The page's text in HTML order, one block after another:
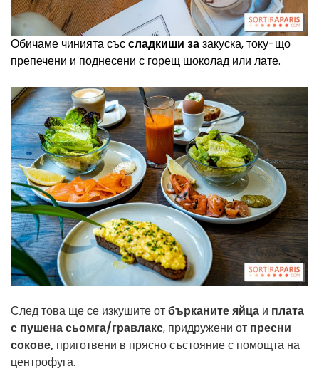
Обичаме чинията съссладкиши зазакуска, току-що
препечени и поднесени с горещ шоколад или лате.
След това ще се изкушите отбърканите яйца и плата
с пушена сьомга/гравлакс, придружени от пресни
сокове, приготвени в прясно състояние с помощта на
центрофуга.